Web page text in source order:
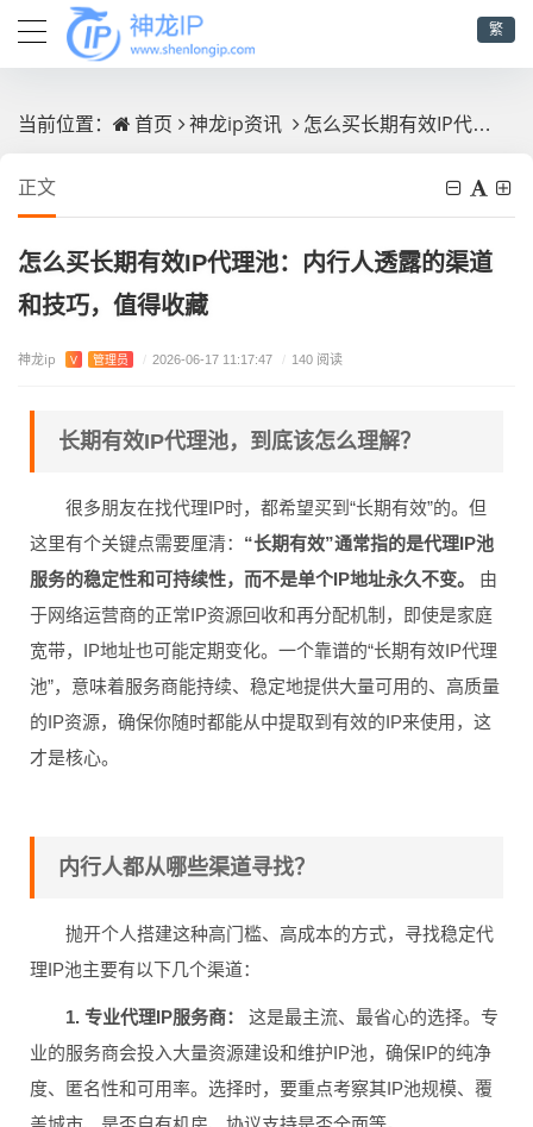
繁
当前位置： 首页 神龙ip资讯 怎么买长期有效IP代理池：内行人透露的渠道和技巧，值得收藏
正文
怎么买长期有效IP代理池：内行人透露的渠道
和技巧，值得收藏
神龙ip V 管理员 / 2026-06-17 11:17:47 / 140 阅读
长期有效IP代理池，到底该怎么理解？
很多朋友在找代理IP时，都希望买到“长期有效”的。但
这里有个关键点需要厘清： “长期有效”通常指的是代理IP池
服务的稳定性和可持续性，而不是单个IP地址永久不变。
由
于网络运营商的正常IP资源回收和再分配机制，即使是家庭
宽带，IP地址也可能定期变化。一个靠谱的“长期有效IP代理
池”，意味着服务商能持续、稳定地提供大量可用的、高质量
的IP资源，确保你随时都能从中提取到有效的IP来使用，这
才是核心。
内行人都从哪些渠道寻找？
抛开个人搭建这种高门槛、高成本的方式，寻找稳定代
理IP池主要有以下几个渠道：
1. 专业代理IP服务商：
这是最主流、最省心的选择。专
业的服务商会投入大量资源建设和维护IP池，确保IP的纯净
度、匿名性和可用率。选择时，要重点考察其IP池规模、覆